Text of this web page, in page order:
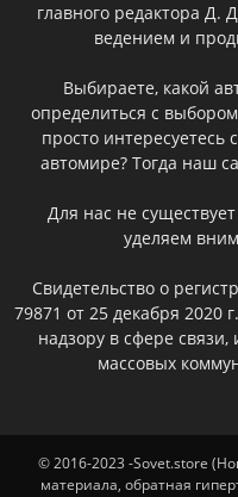
главного редактора Д.
ведением и
Выбираете, какой
определиться с
просто
автомире? Тогда наш
Для нас не
уделяем
Свидетельство о
79871 от 25 декабря 2020
надзору в сфере
массовых
© 2016-2023 -Sovet.store
материала, обратная